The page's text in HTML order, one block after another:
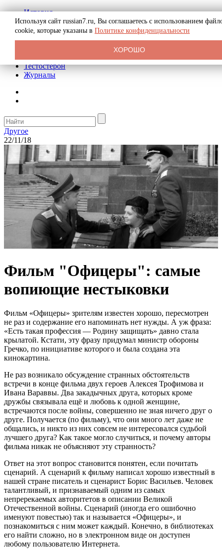
История
Биография
Криминал
Реклама на сайте
Тестостерон
Журналы
Другое
22/11/18
Фильм "Офицеры": самые
вопиющие нестыковки
Фильм «Офицеры» зрителям известен хорошо, пересмотрен
не раз и содержание его напоминать нет нужды. А уж фраза:
«Есть такая профессия — Родину защищать» давно стала
крылатой. Кстати, эту фразу придумал министр обороны
Гречко, по инициативе которого и была создана эта
кинокартина.
Не раз возникало обсуждение странных обстоятельств
встречи в конце фильма двух героев Алексея Трофимова и
Ивана Вараввы. Два закадычных друга, которых кроме
дружбы связывала ещё и любовь к одной женщине,
встречаются после войны, совершенно не зная ничего друг о
друге. Получается (по фильму), что они много лет даже не
общались, и никто из них совсем не интересовался судьбой
лучшего друга? Как такое могло случиться, и почему авторы
фильма никак не объясняют эту странность?
Ответ на этот вопрос становится понятен, если почитать
сценарий. А сценарий к фильму написал хорошо известный в
нашей стране писатель и сценарист Борис Васильев. Человек
талантливый, и признаваемый одним из самых
непререкаемых авторитетов в описании Великой
Отечественной войны. Сценарий (иногда его ошибочно
именуют повестью) так и называется «Офицеры», и
познакомиться с ним может каждый. Конечно, в библиотеках
его найти сложно, но в электронном виде он доступен
любому пользователю Интернета.
Используя сайт russian7.ru, Вы соглашаетесь с использованием
cookie, которые указаны в Политике конфиденциальности
ХОРОШО